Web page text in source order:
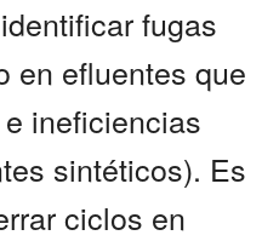
fugas
en efluentes que
ineficiencias
sintéticos). Es
ciclos en